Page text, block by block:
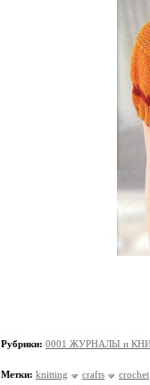
Рубрики: 0001 ЖУРНАЛЫ и
Метки: knitting crafts crochet